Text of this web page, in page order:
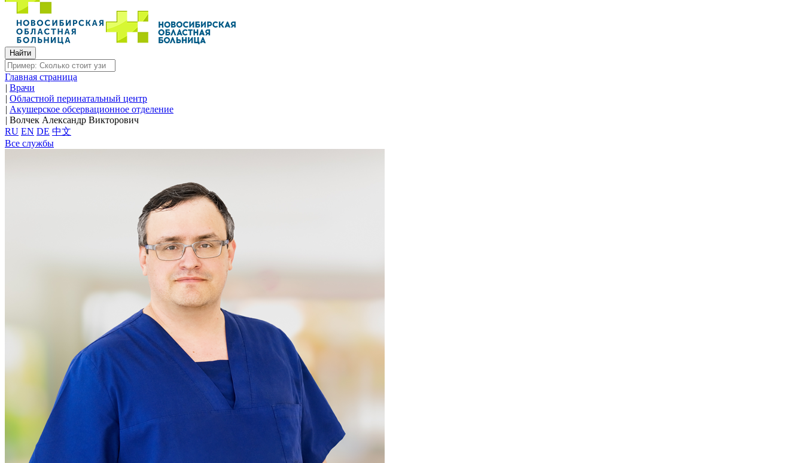
Главная страница
| Врачи
| Областной перинатальный центр
| Акушерское обсервационное отделение
| Волчек Александр Викторович
RU EN DE 中文
Все службы